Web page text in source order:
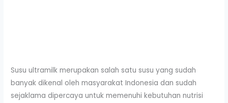
Susu ultramilk merupakan salah satu susu yang sudah
banyak dikenal oleh masyarakat Indonesia dan sudah
sejaklama dipercaya untuk memenuhi kebutuhan nutrisi